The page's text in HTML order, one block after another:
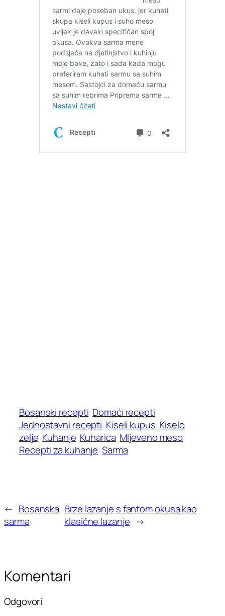
Bosanski recepti Domaći recepti
Jednostavni recepti Kiseli kupus Kiselo
zelje Kuhanje Kuharica Mljeveno meso
Recepti za kuhanje Sarma
← Bosanska
sarma
Brze lazanje s fantom okusa kao
klasične lazanje →
Komentari
Odgovori